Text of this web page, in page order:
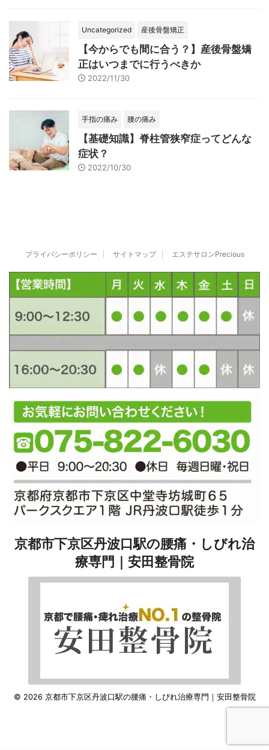
Uncategorized 産後骨盤矯正
【今からでも間に合う？】産後骨盤矯
正はいつまでに行うべきか
2022/11/30
手指の痛み 腰の痛み
【基礎知識】脊柱管狭窄症ってどんな
症状？
2022/10/30
プライバシーポリシー サイトマップ エステサロンPrecious
京都市下京区丹波口駅の腰痛・しびれ治
療専門｜安田整骨院
© 2026 京都市下京区丹波口駅の腰痛・しびれ治療専門｜安田整骨院